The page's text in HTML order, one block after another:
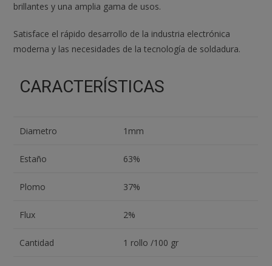
brillantes y una amplia gama de usos.
Satisface el rápido desarrollo de la industria electrónica
moderna y las necesidades de la tecnología de soldadura.
CARACTERÍSTICAS
Diametro 1mm
Estaño 63%
Plomo 37%
Flux 2%
Cantidad 1 rollo /100 gr